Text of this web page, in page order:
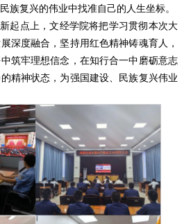
族复兴的伟业中找准自己的人生坐标。
起点上，文经学院将把学习贯彻本次大
深度融合，坚持用红色精神铸魂育人，
筑牢理想信念，在知行合一中磨砺意志
精神状态，为强国建设、民族复兴伟业